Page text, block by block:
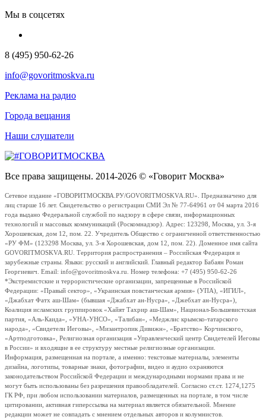
Мы в соцсетях
8 (495) 950-62-26
info@govoritmoskva.ru
Реклама на радио
Города вещания
Наши слушатели
Все права защищены. 2014-2026 © «Говорит Москва»
Сетевое издание «ГОВОРИТМОСКВА.РУ/GOVORITMOSKVA.RU». Предназначено для
лиц старше 16 лет. Свидетельство о регистрации СМИ Эл № 77-64961 от 04 марта 2016
года выдано Федеральной службой по надзору в сфере связи, информационных
технологий и массовых коммуникаций (Роскомнадзор). Адрес: 123298, Москва, ул. 3-я
Хорошевская, дом 12, пом. 22. Учредитель Общество с ограниченной ответственностью
«РУ ФМ» (123298 Москва, ул. 3-я Хорошевская, дом 12, пом. 22). Доменное имя сайта
GOVORITMOSKVA.RU. Территория распространения – Российская Федерация и
зарубежные страны. Языки: русский и английский. Главный редактор Бабаян Роман
Георгиевич. Email: info@govoritmoskva.ru. Номер телефона: +7 (495) 950-62-26
*Экстремистские и террористические организации, запрещенные в Российской
Федерации: «Правый сектор», «Украинская повстанческая армия» (УПА), «ИГИЛ»,
«Джабхат Фатх аш-Шам» (бывшая «Джабхат ан-Нусра», «Джебхат ан-Нусра»),
Коалиция исламских группировок «Хайят Тахрир аш-Шам», Национал-Большевистская
партия, «Аль-Каида», «УНА-УНСО», «Талибан», «Меджлис крымско-татарского
народа», «Свидетели Иеговы», «Мизантропик Дивижн», «Братство» Корчинского,
«Артподготовка», Религиозная организация «Управленческий центр Свидетелей Иеговы
в России» и входящие в ее структуру местные религиозные организации.
Информация, размещенная на портале, а именно: текстовые материалы, элементы
дизайна, логотипы, товарные знаки, фотографии, видео и аудио охраняются
законодательством Российской Федерации и международными нормами права и не
могут быть использованы без разрешения правообладателей. Согласно ст.ст. 1274,1275
ГК РФ, при любом использовании материалов, размещенных на портале, в том числе
цитировании, активная гиперссылка на материал является обязательной. Мнение
редакции может не совпадать с мнением отдельных авторов и колумнистов.